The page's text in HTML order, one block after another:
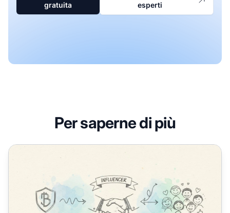
gratuita
esperti
Per saperne di più
Come costruire la fiducia con il tuo pubblico del blog